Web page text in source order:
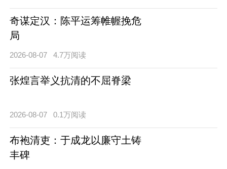
奇谋定汉：陈平运筹帷幄挽危
局
2026-08-07 4.7万阅读
张煌言举义抗清的不屈脊梁
2026-08-07 0.1万阅读
布袍清吏：于成龙以廉守土铸
丰碑